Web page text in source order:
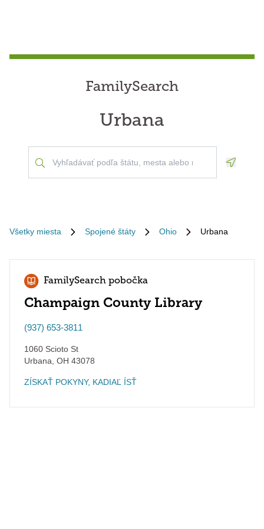
FamilySearch
Urbana
Všetky miesta Spojené štáty Ohio Urbana
FamilySearch pobočka
Champaign County Library
(937) 653-3811
1060 Scioto St
Urbana OH 43078
ZÍSKAŤ POKYNY, KADIAĽ ÍSŤ